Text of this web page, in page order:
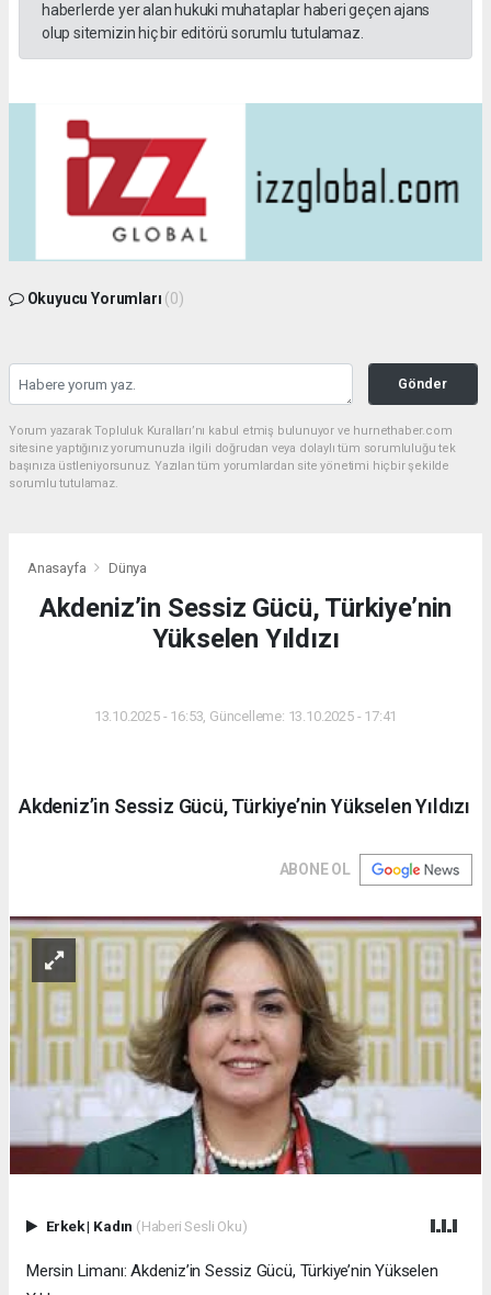
haberlerde yer alan hukuki muhataplar haberi geçen ajans
olup sitemizin hiç bir editörü sorumlu tutulamaz.
Okuyucu Yorumları (0)
Gönder
Yorum yazarak Topluluk Kuralları’nı kabul etmiş bulunuyor ve hurnethaber.com
sitesine yaptığınız yorumunuzla ilgili doğrudan veya dolaylı tüm sorumluluğu tek
başınıza üstleniyorsunuz. Yazılan tüm yorumlardan site yönetimi hiçbir şekilde
sorumlu tutulamaz.
Anasayfa Dünya
Akdeniz’in Sessiz Gücü, Türkiye’nin
Yükselen Yıldızı
13.10.2025 - 16:53, Güncelleme: 13.10.2025 - 17:41
Akdeniz’in Sessiz Gücü, Türkiye’nin Yükselen Yıldızı
ABONE OL
Erkek| Kadın (Haberi Sesli Oku)
Mersin Limanı: Akdeniz’in Sessiz Gücü, Türkiye’nin Yükselen